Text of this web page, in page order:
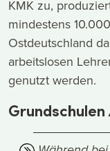
KMK zu,
mindestens
Ostdeutschland
arbeitslosen
genutzt werden.